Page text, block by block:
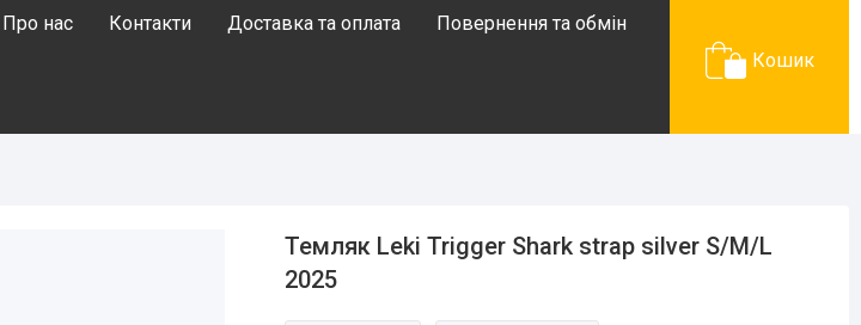
Про нас Контакти Доставка та оплата Повернення та обмін
Кошик
Темляк Leki Trigger Shark strap silver S/M/L
2025